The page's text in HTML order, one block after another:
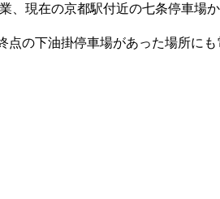
、現在の京都駅付近の七条停車場
の下油掛停車場があった場所に